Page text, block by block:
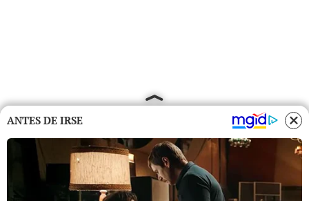
ANTES DE IRSE